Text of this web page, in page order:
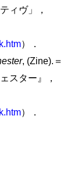
ィヴ」，
）．
, (Zine).＝
スター』，
）．